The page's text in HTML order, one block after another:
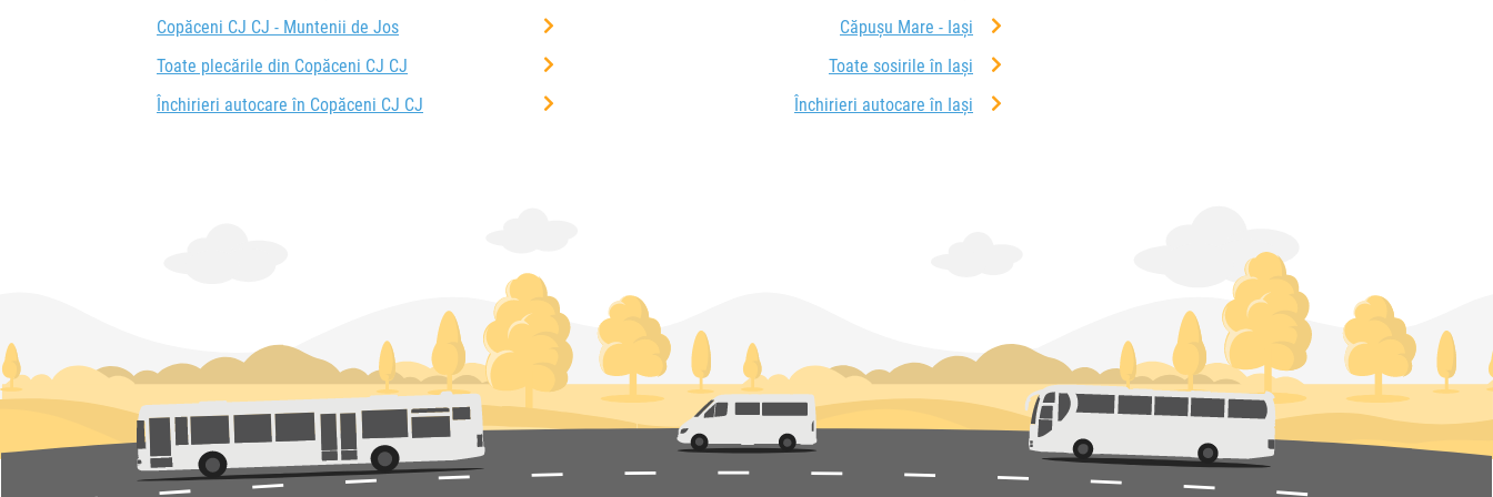
Copăceni CJ CJ - Muntenii de Jos
Toate plecările din Copăceni CJ CJ
Închirieri autocare în Copăceni CJ CJ
Căpușu Mare - Iași
Toate sosirile în Iași
Închirieri autocare în Iași